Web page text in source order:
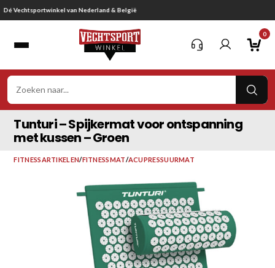
Ga
naar
Gratis verzending vanaf € 75,-
0
Tunturi – Spijkermat voor ontspanning
met kussen – Groen
FITNESSARTIKELEN/FITNESSMAT/ACUPRESSUURMAT